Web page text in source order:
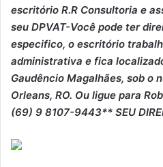
escritório R.R Consultoria e
seu DPVAT-Você pode ter
especifico, o escritório
administrativa e fica
Gaudêncio Magalhães, sob o
Orleans, RO. Ou ligue para
(69) 9 8107-9443** SEU